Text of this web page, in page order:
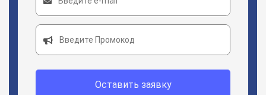
Оставить заявку